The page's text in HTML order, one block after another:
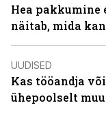
Hea pakkumine
näitab, mida
UUDISED
Kas tööandja
ühepoolselt